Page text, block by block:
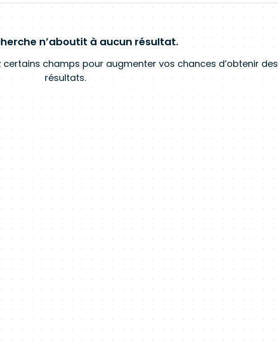
n’aboutit à aucun résultat.
champs pour augmenter vos chances d’obtenir des
résultats.